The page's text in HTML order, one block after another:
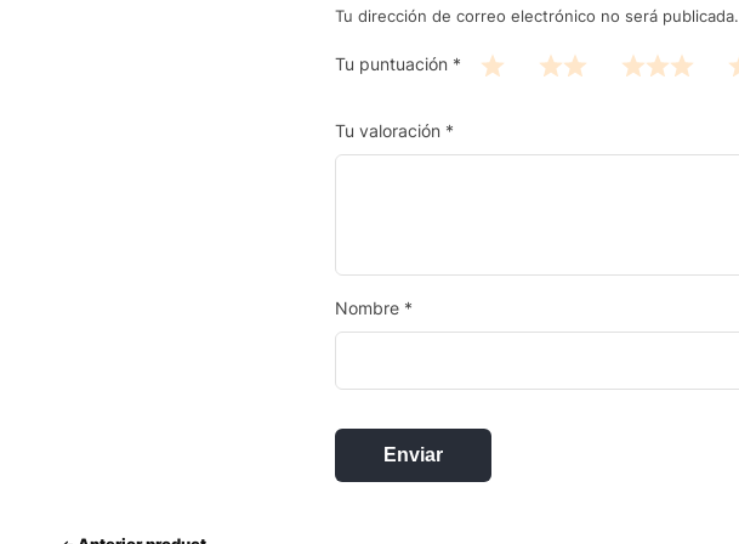
Tu dirección de correo electrónico no será publicada.
Tu puntuación *
Tu valoración *
Nombre *